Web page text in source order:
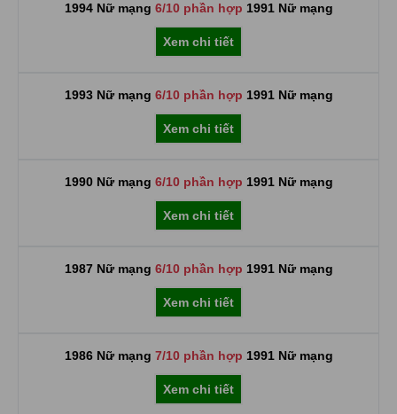
1994 Nữ mạng 6/10 phần hợp 1991 Nữ mạng
Xem chi tiết
1993 Nữ mạng 6/10 phần hợp 1991 Nữ mạng
Xem chi tiết
1990 Nữ mạng 6/10 phần hợp 1991 Nữ mạng
Xem chi tiết
1987 Nữ mạng 6/10 phần hợp 1991 Nữ mạng
Xem chi tiết
1986 Nữ mạng 7/10 phần hợp 1991 Nữ mạng
Xem chi tiết